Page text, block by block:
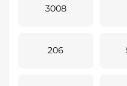
3008
206